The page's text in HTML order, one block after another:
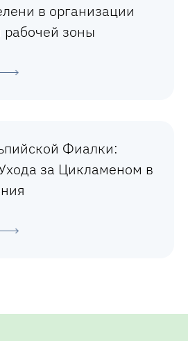
в организации
рабочей зоны
Фиалки:
за Цикламеном в